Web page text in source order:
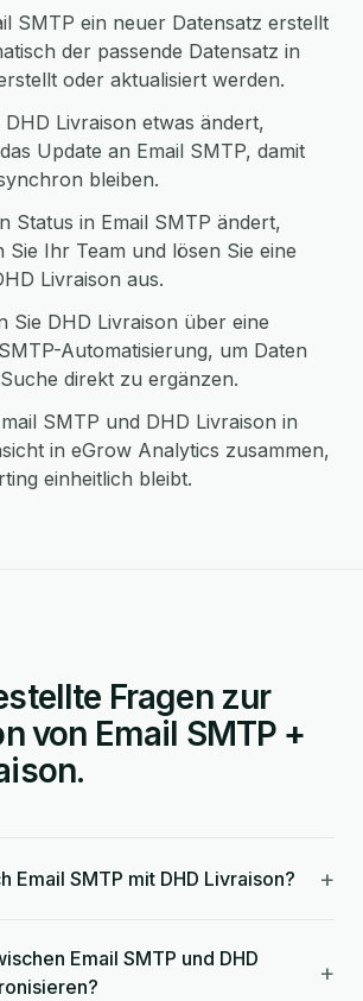
SMTP ein neuer Datensatz erstellt
der passende Datensatz in
oder aktualisiert werden.
Livraison etwas ändert,
Update an Email SMTP, damit
bleiben.
Status in Email SMTP ändert,
Sie Ihr Team und lösen Sie eine
Livraison aus.
Sie DHD Livraison über eine
Automatisierung, um Daten
direkt zu ergänzen.
SMTP und DHD Livraison in
in eGrow Analytics zusammen,
einheitlich bleibt.
Fragen zur
von Email SMTP +
Email SMTP mit DHD Livraison? +
Email SMTP und DHD
+